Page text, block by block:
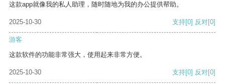
这款app就像我的私人助理，随时随地为我的办公提供帮助。
2025-10-30 支持[0] 反对[0]
游客
这款软件的功能非常强大，使用起来非常方便。
2025-10-30 支持[0] 反对[0]